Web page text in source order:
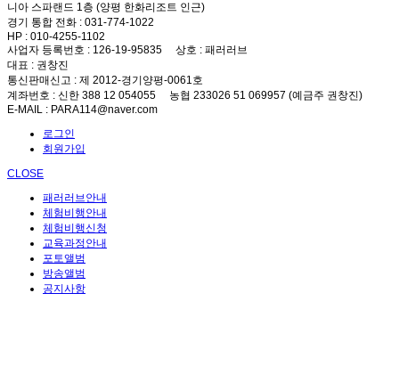
니아 스파랜드 1층 (양평 한화리조트 인근)
경기 통합 전화 : 031-774-1022
HP : 010-4255-1102
사업자 등록번호 : 126-19-95835 상호 : 패러러브
대표 : 권창진
통신판매신고 : 제 2012-경기양평-0061호
계좌번호 : 신한 388 12 054055 농협 233026 51 069957 (예금주 권창진)
E-MAIL : PARA114@naver.com
로그인
회원가입
CLOSE
패러러브안내
체험비행안내
체험비행신청
교육과정안내
포토앨범
방송앨범
공지사항